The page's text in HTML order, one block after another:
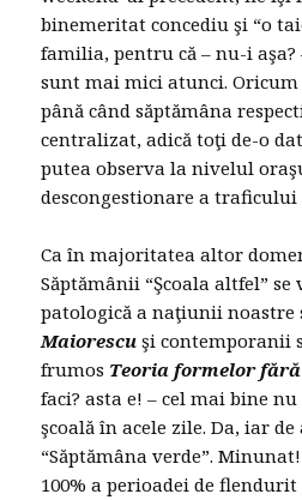
binemeritat concediu şi “o
familia, pentru că – nu-i
sunt mai mici atunci.
până când săptămâna
centralizat, adică toţi de-o
putea observa la nivelul
descongestionare a traficului
Ca în majoritatea altor
Săptămânii “Şcoala altfel”
patologică a naţiunii noastre
Maiorescu şi contemporanii
frumos Teoria formelor
faci? asta e! – cel mai bine
şcoală în acele zile. Da, iar
“Săptămâna verde”.
100% a perioadei de